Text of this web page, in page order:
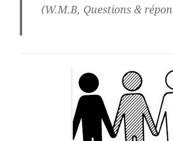
(W.M.B, Questions &